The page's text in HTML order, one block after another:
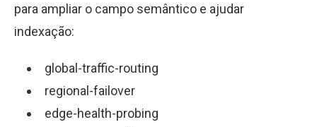
para ampliar o campo semântico e ajudar
indexação:
global-traffic-routing
regional-failover
edge-health-probing